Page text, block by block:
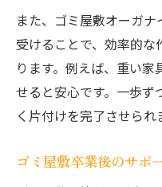
また、ゴミ屋敷オーガ
受けることで、効率的
ります。例えば、重い
せると安心です。一歩ず
く片付けを完了させられ
ゴミ屋敷卒業後のサポ